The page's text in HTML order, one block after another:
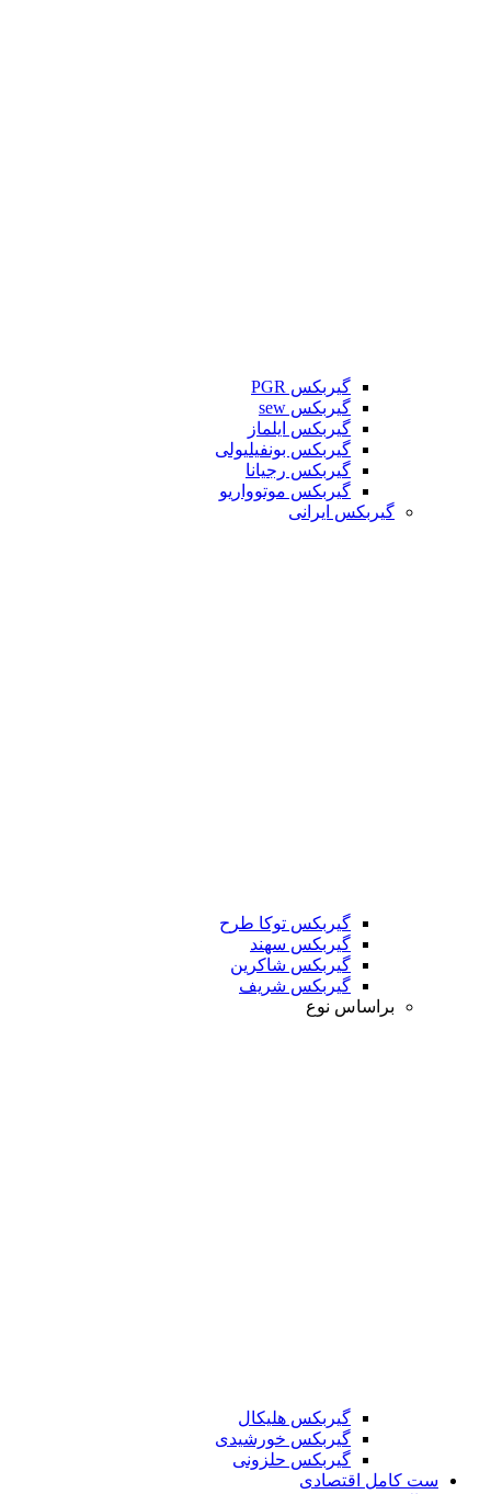
گیربکس PGR
گیربکس sew
گیربکس ایلماز
گیربکس بونفیلیولی
گیربکس رجیانا
گیربکس موتوواریو
گیربکس ایرانی
گیربکس توکا طرح
گیربکس سهند
گیربکس شاکرین
گیربکس شریف
براساس نوع
گیربکس هلیکال
گیربکس خورشیدی
گیربکس حلزونی
ست کامل اقتصادی